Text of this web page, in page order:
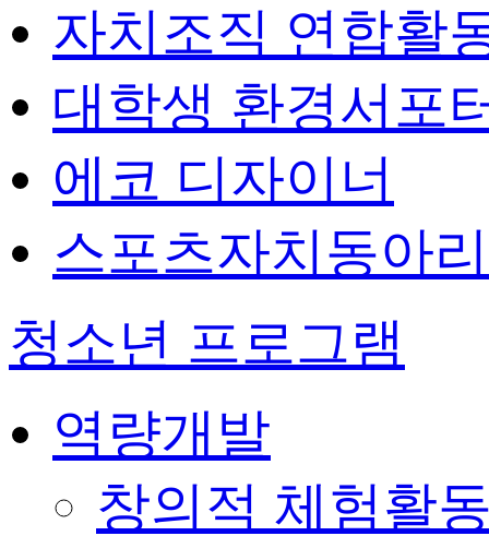
자치조직 연합활
대학생 환경서포
에코 디자이너
스포츠자치동아리
청소년 프로그램
역량개발
창의적 체험활